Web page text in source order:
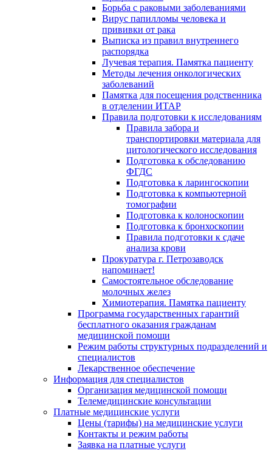
Борьба с раковыми заболеваниями
Вирус папилломы человека и
прививки от рака
Выписка из правил внутреннего
распорядка
Лучевая терапия. Памятка пациенту
Методы лечения онкологических
заболеваний
Памятка для посещения родственника
в отделении ИТАР
Правила подготовки к исследованиям
Правила забора и
транспортировки материала для
цитологического исследования
Подготовка к обследованию
ФГДС
Подготовка к ларингоскопии
Подготовка к компьютерной
томографии
Подготовка к колоноскопии
Подготовка к бронхоскопии
Правила подготовки к сдаче
анализа крови
Прокуратура г. Петрозаводск
напоминает!
Самостоятельное обследование
молочных желез
Химиотерапия. Памятка пациенту
Программа государственных гарантий
бесплатного оказания гражданам
медицинской помощи
Режим работы структурных подразделений и
специалистов
Лекарственное обеспечение
Информация для специалистов
Организация медицинской помощи
Телемедицинские консультации
Платные медицинские услуги
Цены (тарифы) на медицинские услуги
Контакты и режим работы
Заявка на платные услуги